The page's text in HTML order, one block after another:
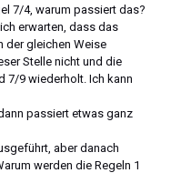
7/4, warum passiert das?
erwarten, dass das
der gleichen Weise
Stelle nicht und die
7/9 wiederholt. Ich kann
passiert etwas ganz
aber danach
werden die Regeln 1